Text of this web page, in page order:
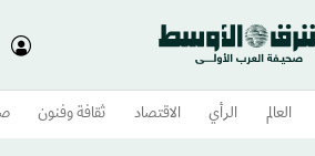
العالم الرأي الاقتصاد ثقافة وفنون